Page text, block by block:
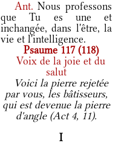
Ant.Nous professons
que Tu es une et
inchangée, dans l'être, la
vie et l'intelligence.
Psaume 117 (118)
Voix de la joie et du
salut
Voici la pierre rejetée
par vous, les bâtisseurs,
qui est devenue la pierre
d'angle (Act 4, 11).
I